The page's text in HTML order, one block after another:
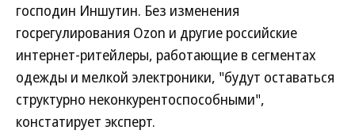
господин Иншутин. Без изменения
госрегулирования Ozon и другие российские
интернет-ритейлеры, работающие в сегментах
одежды и мелкой электроники, "будут оставаться
структурно неконкурентоспособными",
констатирует эксперт.